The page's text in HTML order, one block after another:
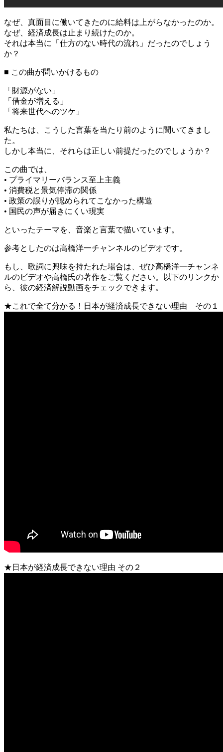
なぜ、真面目に働いてきたのに給料は上がらなかったのか。
なぜ、経済成長は止まり続けたのか。
それは本当に「仕方のない時代の流れ」だったのでしょう
か？
■ この曲が問いかけるもの
「財源がない」
「借金が増える」
「将来世代へのツケ」
私たちは、こうした言葉を当たり前のように聞いてきまし
た。
しかし本当に、それらは正しい前提だったのでしょうか？
この曲では、
• プライマリーバランス至上主義
• 消費税と景気停滞の関係
• 政策の誤りが認められてこなかった構造
• 国民の声が届きにくい現実
といったテーマを、音楽と言葉で描いています。
参考としたのは高橋洋一チャンネルのビデオです。
もし、歌詞に興味を持たれた場合は、ぜひ高橋洋一チャンネ
ルのビデオや高橋氏の著作をご覧ください。以下のリンクか
ら、彼の経済解説動画をチェックできます。
★これで全て分かる！日本が経済成長できない理由 その１
★日本が経済成長できない理由 その２